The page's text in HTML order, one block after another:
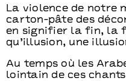
La violence de notre
carton-pâte des
en signifier la fin, la
qu’illusion, une
Au temps où les
lointain de ces